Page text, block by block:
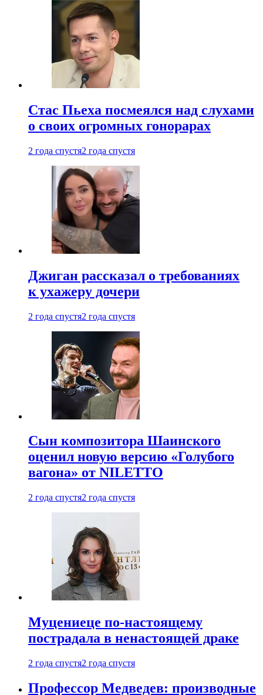
Стас Пьеха посмеялся над слухами
о своих огромных гонорарах
2 года спустя2 года спустя
Джиган рассказал о требованиях
к ухажеру дочери
2 года спустя2 года спустя
Сын композитора Шаинского
оценил новую версию «Голубого
вагона» от NILETTO
2 года спустя2 года спустя
Муцениеце по-настоящему
пострадала в ненастоящей драке
2 года спустя2 года спустя
Профессор Медведев: производные